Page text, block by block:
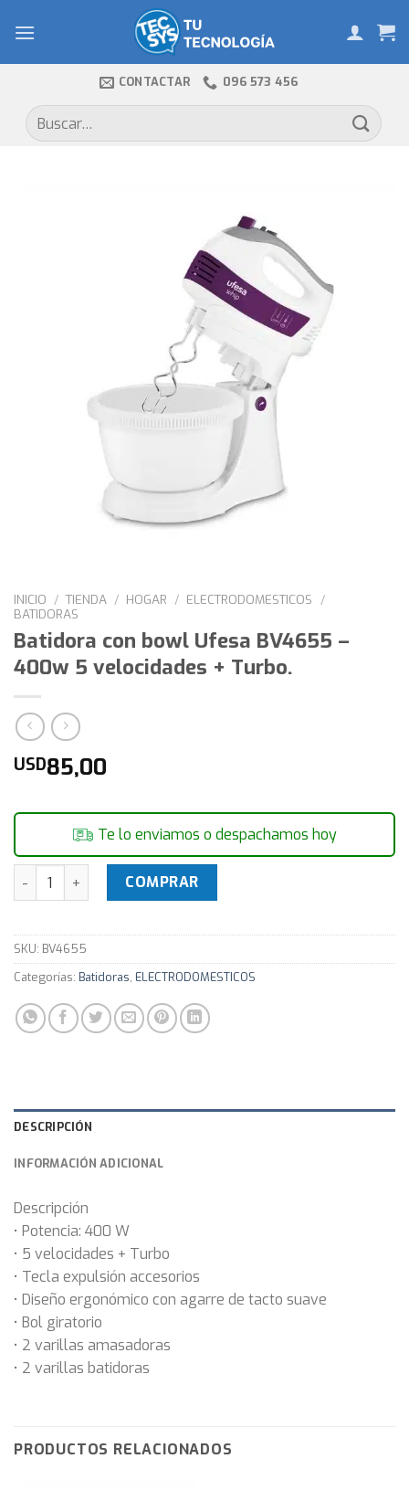
CONTACTAR 096 573 456
Buscar
por:
INICIO / TIENDA / HOGAR / ELECTRODOMESTICOS
/
BATIDORAS
Batidora con bowl Ufesa BV4655 –
400w 5 velocidades + Turbo.
USD85,00
Te lo enviamos o despachamos hoy
Batidora con bowl Ufesa BV4655 - 400w 5 velocidades +
COMPRAR
SKU: BV4655
Categorías: Batidoras, ELECTRODOMESTICOS
DESCRIPCIÓN
INFORMACIÓN ADICIONAL
Descripción
• Potencia: 400 W
• 5 velocidades + Turbo
• Tecla expulsión accesorios
• Diseño ergonómico con agarre de tacto suave
• Bol giratorio
• 2 varillas amasadoras
• 2 varillas batidoras
PRODUCTOS RELACIONADOS